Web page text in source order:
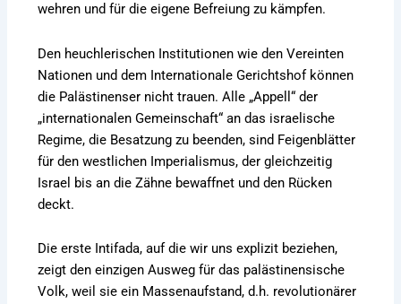
wehren und für die eigene Befreiung zu kämpfen.
Den heuchlerischen Institutionen wie den Vereinten
Nationen und dem Internationale Gerichtshof können
die Palästinenser nicht trauen. Alle „Appell“ der
„internationalen Gemeinschaft“ an das israelische
Regime, die Besatzung zu beenden, sind Feigenblätter
für den westlichen Imperialismus, der gleichzeitig
Israel bis an die Zähne bewaffnet und den Rücken
deckt.
Dieerste Intifada, auf die wir uns explizit beziehen,
zeigt den einzigen Ausweg für das palästinensische
Volk, weil sie ein Massenaufstand, d.h. revolutionärer